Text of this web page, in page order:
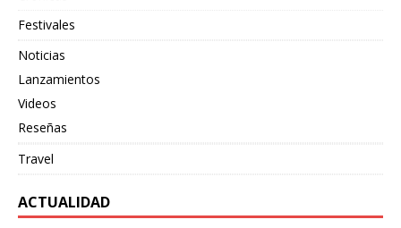
Festivales
Noticias
Lanzamientos
Videos
Reseñas
Travel
ACTUALIDAD